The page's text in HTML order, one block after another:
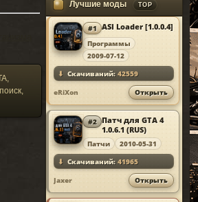
♛ Simple Native Trainer v.6.5
◇ Net Script Hook v.1.7.1.7
ФИКСЫ И ПОЛЕЗНОЕ
✚ RIL.Budgeted Taxi Bug Fix
▦ Traffic Load
◉ Ultimate Camera Control
Лучшие моды TOP
MOD
#1 ASI Loader [1.0.0.4]
Программы
2009-07-12
⬇ Скачиваний: 42559
eRiXon
Открыть
MOD
#2 Патч для GTA 4
1.0.6.1 (RUS)
Патчи
2010-05-31
⬇ Скачиваний: 41965
Jaxer
Открыть